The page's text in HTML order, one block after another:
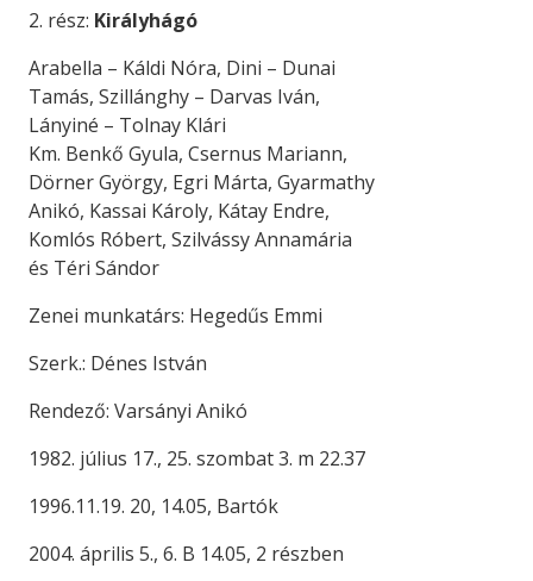
2. rész: Királyhágó
Arabella – Káldi Nóra, Dini – Dunai
Tamás, Szillánghy – Darvas Iván,
Lányiné – Tolnay Klári
Km. Benkő Gyula, Csernus Mariann,
Dörner György, Egri Márta, Gyarmathy
Anikó, Kassai Károly, Kátay Endre,
Komlós Róbert, Szilvássy Annamária
és Téri Sándor
Zenei munkatárs: Hegedűs Emmi
Szerk.: Dénes István
Rendező: Varsányi Anikó
1982. július 17., 25. szombat 3. m 22.37
1996.11.19. 20, 14.05, Bartók
2004. április 5., 6. B 14.05, 2 részben